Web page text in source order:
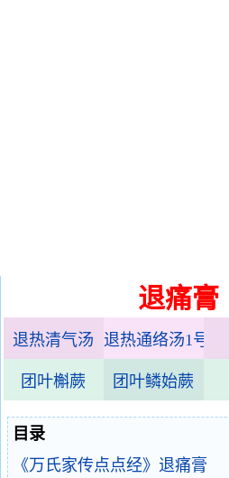
退痛膏
退热清气汤 退热通络汤1号
团叶槲蕨 团叶鳞始蕨
目录
《万氏家传点点经》退痛膏